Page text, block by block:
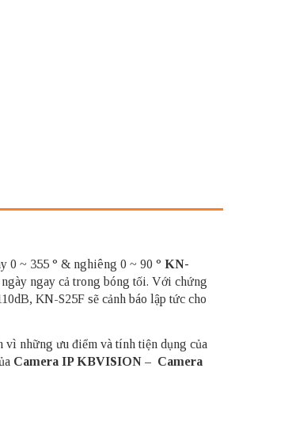
0 ~ 355 ° & nghiêng 0 ~ 90 ° KN-
ngay cả trong bóng tối. Với chứng
KN-S25F sẽ cảnh báo lập tức cho
vì những ưu điểm và tính tiện dụng của
Camera IP KBVISION – Camera